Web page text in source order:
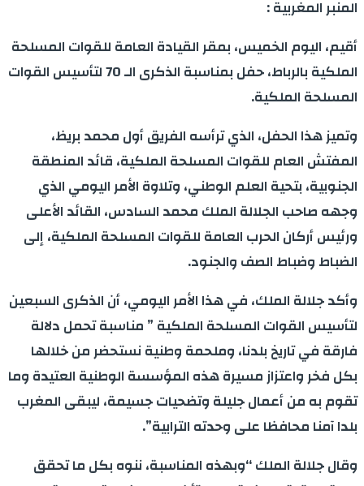
المنبر المغربية :
أقيم، اليوم الخميس، بمقر القيادة العامة للقوات المسلحة
الملكية بالرباط، حفل بمناسبة الذكرى الـ 70 لتأسيس القوات
المسلحة الملكية.
وتميز هذا الحفل، الذي ترأسه الفريق أول محمد بريظ،
المفتش العام للقوات المسلحة الملكية، قائد المنطقة
الجنوبية، بتحية العلم الوطني، وتلاوة الأمر اليومي الذي
وجهه صاحب الجلالة الملك محمد السادس، القائد الأعلى
ورئيس أركان الحرب العامة للقوات المسلحة الملكية، إلى
الضباط وضباط الصف والجنود.
وأكد جلالة الملك، في هذا الأمر اليومي، أن الذكرى السبعين
لتأسيس القوات المسلحة الملكية ” مناسبة تحمل دلالة
فارقة في تاريخ بلدنا، وملحمة وطنية نستحضر من خلالها
بكل فخر واعتزاز مسيرة هذه المؤسسة الوطنية العتيدة وما
تقوم به من أعمال جليلة وتضحيات جسيمة، ليبقى المغرب
بلدا آمنا محافظا على وحدته الترابية”.
وقال جلالة الملك “وبهذه المناسبة، ننوه بكل ما تحقق